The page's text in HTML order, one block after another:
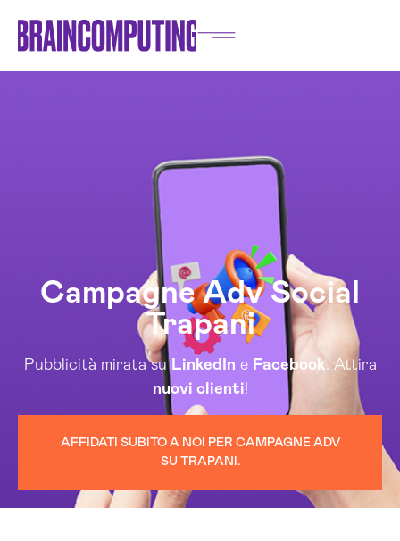
Campagne Adv Social
Trapani
Pubblicità mirata su LinkedIn e Facebook. Attira
nuovi clienti!
AFFIDATI SUBITO A NOI PER CAMPAGNE ADV
SU TRAPANI.